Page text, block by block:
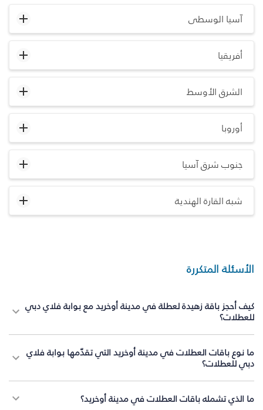
آسيا الوسطى
أفريقيا
الشرق الأوسط
أوروبا
جنوب شرق آسيا
شبه القارة الهندية
الأسئلة المتكررة
كيف أحجز باقة زهيدة لعطلة في مدينة أوخريد مع بوابة فلاي دبي
للعطلات؟
ما نوع باقات العطلات في مدينة أوخريد التي تقدّمها بوابة فلاي
دبي للعطلات؟
ما الذي تشمله باقات العطلات في مدينة أوخريد؟